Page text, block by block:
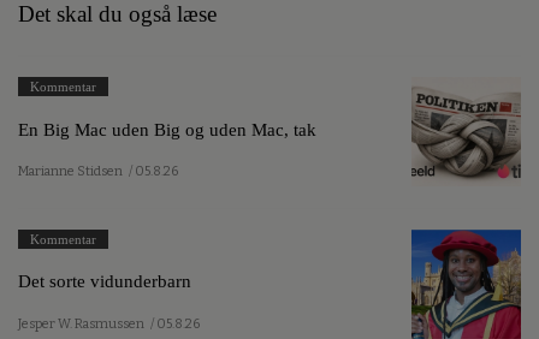
Det skal du også læse
Kommentar
En Big Mac uden Big og uden Mac, tak
Marianne Stidsen / 05.8.26
Kommentar
Det sorte vidunderbarn
Jesper W. Rasmussen / 05.8.26